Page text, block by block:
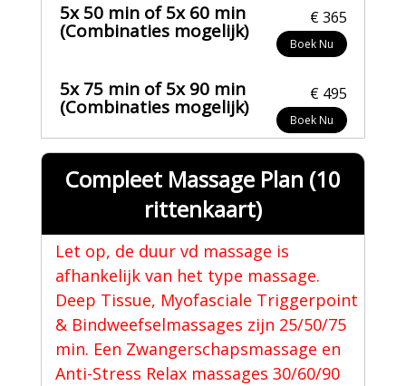
5x 50 min of 5x 60 min
(Combinaties mogelijk)
€ 365
Boek Nu
5x 75 min of 5x 90 min
(Combinaties mogelijk)
€ 495
Boek Nu
Compleet Massage Plan (10
rittenkaart)
Let op, de duur vd massage is
afhankelijk van het type massage.
Deep Tissue, Myofasciale Triggerpoint
& Bindweefselmassages zijn 25/50/75
min. Een Zwangerschapsmassage en
Anti-Stress Relax massages 30/60/90